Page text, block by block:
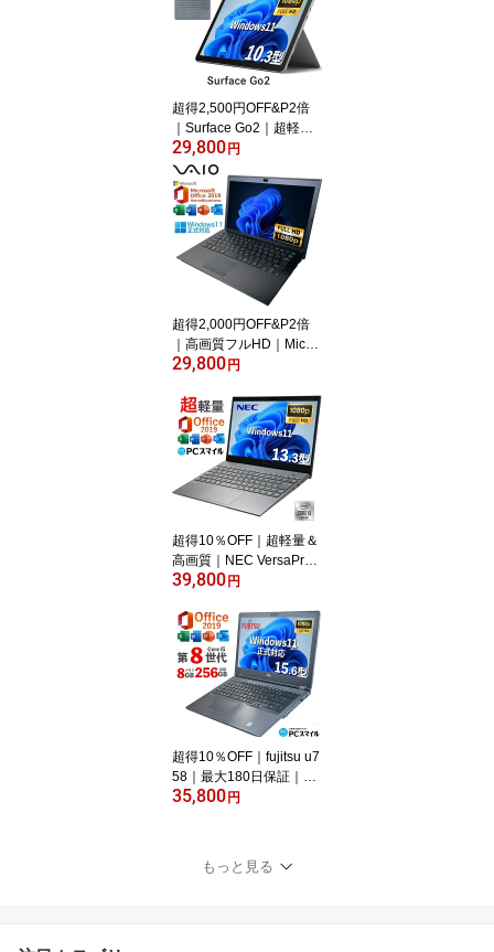
中古ノートパソコン 軽量
｜中古ノートパソコン 1
3インチ｜中古PC B5サ
イズ｜ノートパソコン 整
超得2,500円OFF&P2倍
｜Surface Go2｜超軽量
タブレットノートパソコ
ン｜中古ノートパソコン
Windows11 office付き｜
CPU第8世代｜メモリ8G
B SSD128GB｜Microsoft
office2019搭載｜タブレ
ット型パソコン｜Webカ
メラ搭載｜2in1｜ノート
パソコン｜中古パソコン
｜パソコン
29,800 円
超得2,000円OFF&P2倍
｜高画質フルHD｜Micro
soft Office搭載｜最大180
｜メモリ8GB SSD256G
B｜中古ノートパソコン
Windows11 office付き｜
中古ノートパソコン｜ノ
ートパソコン Microsoft O
ffice付き｜ノートパソコ
ンWindows11 第8世代｜
パソコン
29,800 円
超得10％OFF｜超軽量＆
高画質｜NEC VersaPro
VG-7｜フルHD 薄型 軽量
indows11 office付｜Core
i5 第10世代｜メモリ8GB
SSD256GB｜Microsoft o
ffice2019｜13.3型｜Web
カメラ搭載｜ノートパソ
コン｜ノートPC｜中古
ノートPC｜中古パソコ
ン
39,800 円
超得10％OFF｜fujitsu u7
58｜最大180日保証｜フ
ルHD｜中古ノートパソ
モリ8GB SSD256GB｜M
icrosoft office2019付｜W
35,800 円
もっと見る